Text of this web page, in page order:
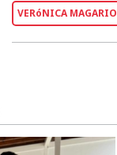
VERóNICA MAGARIO